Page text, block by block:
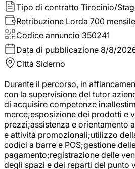
Tipo di contratto Tirocinio/
Retribuzione Lorda 700 mensile
Codice annuncio 350241
Data di pubblicazione 8/8/
Città Siderno
Durante il percorso, in
con la supervisione del tutor
di acquisire competenze
merce;esposizione dei prodotti e
prezzi;assistenza e orientamento
e attività promozionali;utilizzo
codici a barre e POS;gestione
pagamento;registrazione delle
degli spazi e dei reparti del punto